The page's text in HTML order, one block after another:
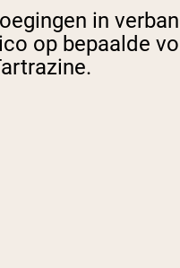
in
op bepaalde